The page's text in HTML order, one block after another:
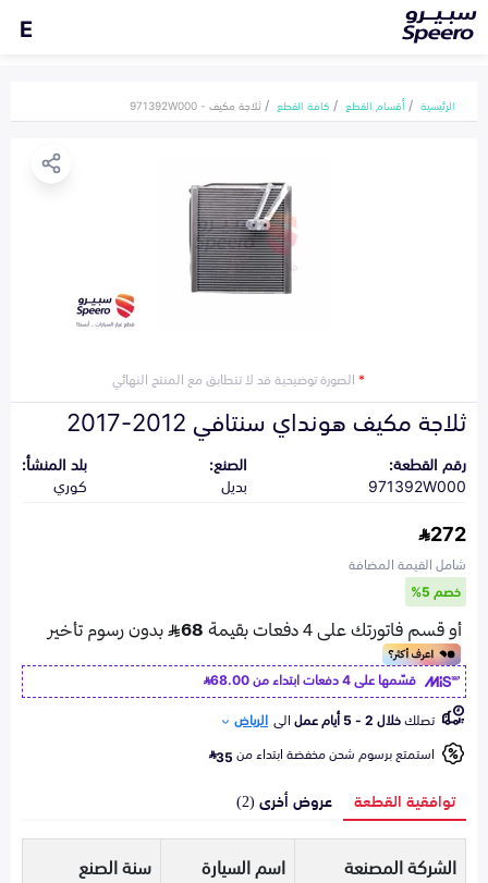
E
الرئيسية أقسام القطع كافة القطع ثلاجة مكيف - 971392W000
*الصورة توضيحية قد لا تتطابق مع المنتج النهائي
ثلاجة مكيف هونداي سنتافي 2012-2017
رقم القطعة:
971392W000
الصنع:
بديل
بلد المنشأ:
كوري
272
شامل القيمة المضافة
خصم 5%
قسّمها على 4 دفعات ابتداء من
68.00
تصلكخلال 2 - 5 أيام عمل الى الرياض
استمتع برسوم شحن مخفضة ابتداء من35
توافقية القطعة عروض أخرى (2)
الشركة المصنعة اسم السيارة
سنة الصنع